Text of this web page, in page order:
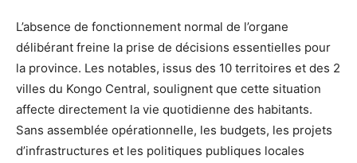
L’absence de fonctionnement normal de l’organe
délibérant freine la prise de décisions essentielles pour
la province. Les notables, issus des 10 territoires et des 2
villes du Kongo Central, soulignent que cette situation
affecte directement la vie quotidienne des habitants.
Sans assemblée opérationnelle, les budgets, les projets
d’infrastructures et les politiques publiques locales